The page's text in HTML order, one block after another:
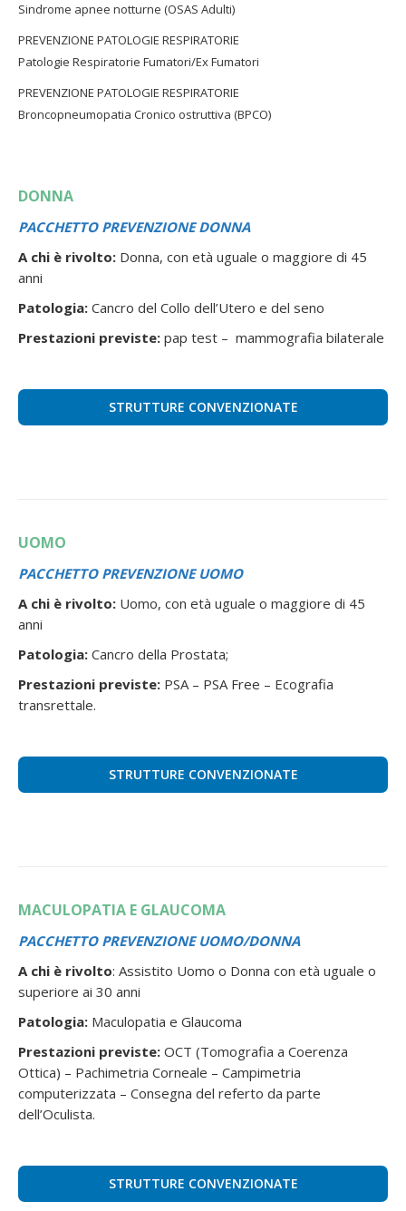
Sindrome apnee notturne (OSAS Adulti)
PREVENZIONE PATOLOGIE RESPIRATORIE
Patologie Respiratorie Fumatori/Ex Fumatori
PREVENZIONE PATOLOGIE RESPIRATORIE
Broncopneumopatia Cronico ostruttiva (BPCO)
DISTURBI DELLA DEGLUTIZIONE
PREVENZIONE PATOLOGIE RESPIRATORIE
Sindrome apnee notturne (OSAS Età scolare)
Asma Bronchiale Infantile
NEOPLASIE E PATOLOGIE INFIAMMATORIE CRONICHE INTESTINALI
PREVENZIONE PATOLOGIE DEL MICROCIRCOLO
DONNA
PACCHETTO PREVENZIONE DONNA
A chi è rivolto: Donna, con età uguale o maggiore di 45
anni
Patologia: Cancro del Collo dell’Utero e del seno
Prestazioni previste: pap test – mammografia bilaterale
STRUTTURE CONVENZIONATE
UOMO
PACCHETTO PREVENZIONE UOMO
A chi è rivolto: Uomo, con età uguale o maggiore di 45
anni
Patologia: Cancro della Prostata;
Prestazioni previste: PSA – PSA Free – Ecografia
transrettale.
STRUTTURE CONVENZIONATE
MACULOPATIA E GLAUCOMA
PACCHETTO PREVENZIONE UOMO/DONNA
A chi è rivolto: Assistito Uomo o Donna con età uguale o
superiore ai 30 anni
Patologia: Maculopatia e Glaucoma
Prestazioni previste: OCT (Tomografia a Coerenza
Ottica) – Pachimetria Corneale – Campimetria
computerizzata – Consegna del referto da parte
dell’Oculista.
STRUTTURE CONVENZIONATE